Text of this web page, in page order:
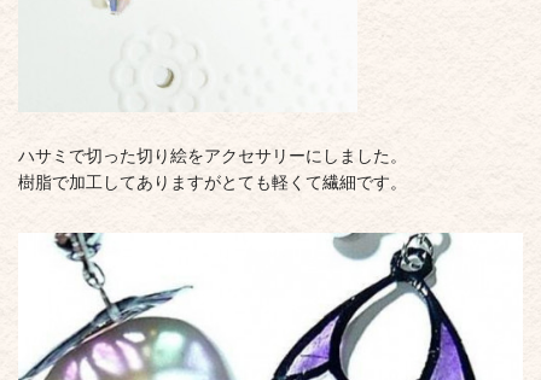
ハサミで切った切り絵をアクセサリーにしました。
樹脂で加工してありますがとても軽くて繊細です。